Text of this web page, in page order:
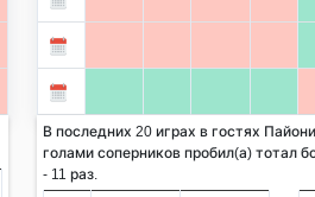
В последних 20 играх в гостях
голами соперников пробил(а) тотал
- 11 раз.